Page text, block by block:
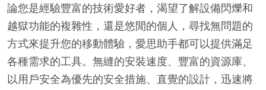
論您是經驗豐富的技術愛好者，渴望了解設備閃爍和
越獄功能的複雜性，還是悠閒的個人，尋找無問題的
方式來提升您的移動體驗，愛思助手都可以提供滿足
各種需求的工具。無縫的安裝速度、豐富的資源庫、
以用戶安全為優先的安全措施、直覺的設計，迅速將